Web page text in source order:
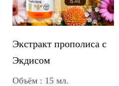
Экстракт прополиса с
Экдисом
Объём : 15 мл.